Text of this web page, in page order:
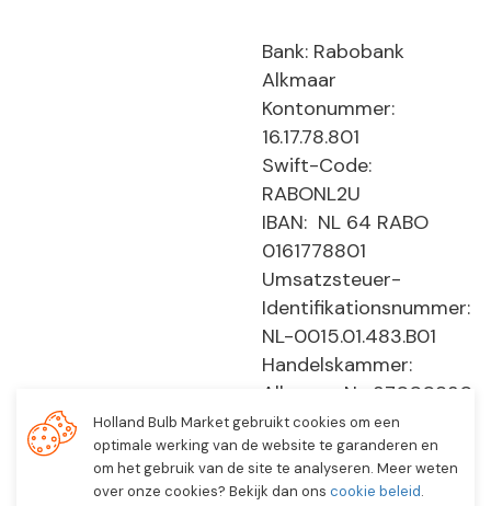
Bank: Rabobank
Alkmaar
Kontonummer:
16.17.78.801
Swift-Code:
RABONL2U
IBAN: NL 64 RABO
0161778801
Umsatzsteuer-
Identifikationsnummer:
NL-0015.01.483.B01
Handelskammer:
Alkmaar, Nr. 37000830
E0194 - EBO 505
Holland Bulb Market gebruikt cookies om een
optimale werking van de website te garanderen en
om het gebruik van de site te analyseren. Meer weten
over onze cookies? Bekijk dan ons cookie beleid.